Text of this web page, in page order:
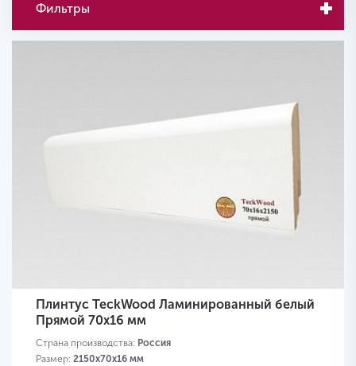
Фильтры
Плинтус TeckWood Ламинированный белый
Прямой 70х16 мм
Страна производства: Россия
Размер: 2150х70х16 мм